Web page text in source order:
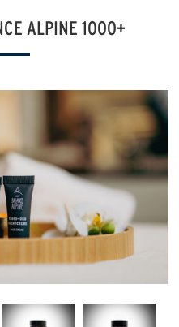
ALPINE 1000+